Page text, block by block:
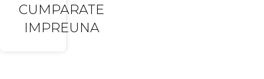
CUMPARATE
IMPREUNA